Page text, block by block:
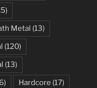
Metal (13)
(120)
(13)
Hardcore (17)